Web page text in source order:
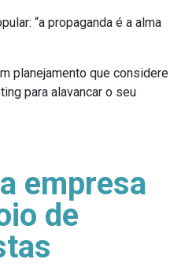
“a propaganda é a alma
planejamento que considere
para alavancar o seu
empresa
de